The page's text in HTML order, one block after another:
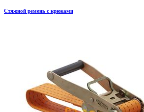
Стяжной ремень с крюками